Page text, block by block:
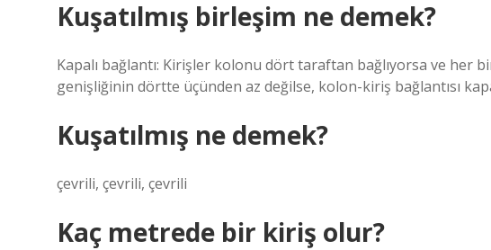
Kuşatılmış birleşim ne demek?
Kapalı bağlantı: Kirişler kolonu dört taraftan bağlıyorsa ve her
genişliğinin dörtte üçünden az değilse, kolon-kiriş bağlantısı
Kuşatılmış ne demek?
çevrili, çevrili, çevrili
Kaç metrede bir kiriş olur?